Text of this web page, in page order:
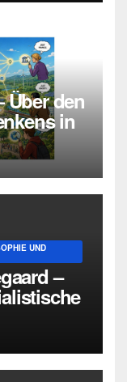
Über den
in
UND
–